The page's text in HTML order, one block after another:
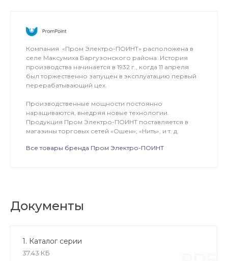
Компания «Пром Электро-ПОИНТ» расположена в
селе Максумиха Баргузонского района. История
производства начинается в 1932 г., когда 11 апреля
был торжественно запущен в эксплуатацию первый
перерабатывающий цех.
Производственные мощности постоянно
наращиваются, внедряя новые технологии.
Продукция Пром Электро-ПОИНТ поставляется в
магазины торговых сетей «Ошен», «Нить», и т. д.
Все товары бренда Пром Электро-ПОИНТ
Документы
1. Каталог серии
37.43 КБ